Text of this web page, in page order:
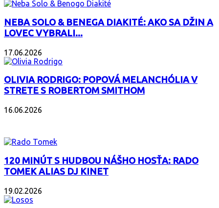
NEBA SOLO & BENEGA DIAKITÉ: AKO SA DŽIN A
LOVEC VYBRALI...
17.06.2026
OLIVIA RODRIGO: POPOVÁ MELANCHÓLIA V
STRETE S ROBERTOM SMITHOM
16.06.2026
120 MINÚT S HUDBOU NÁŠHO HOSŤA: RADO
TOMEK ALIAS DJ KINET
19.02.2026